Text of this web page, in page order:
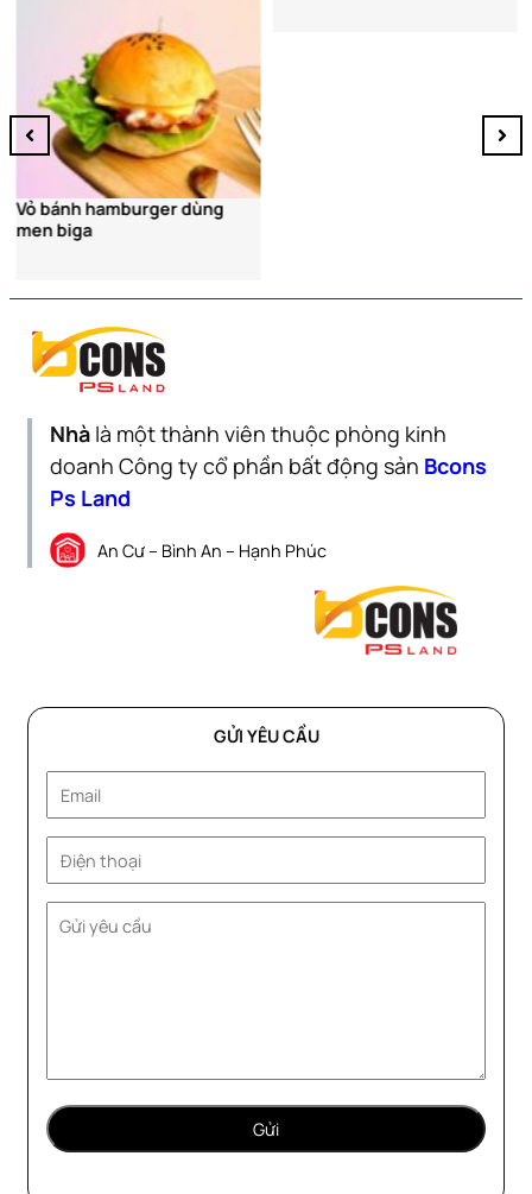
Vỏ bánh hamburger dùng
men biga
Nhà là một thành viên thuộc phòng kinh
doanh Công ty cổ phần bất động sản Bcons
Ps Land
An Cư – Bình An – Hạnh Phúc
GỬI YÊU CẦU